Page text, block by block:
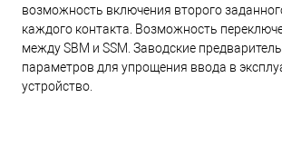
возможность включения второго
каждого контакта. Возможность
между SBM и SSM. Заводские
параметров для упрощения ввода в
устройство.